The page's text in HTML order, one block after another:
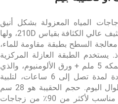
المياه المعزولة بشكل أنيق
مصنوعة من قماش الأكسفورد الكثيف عالي الكثافة بقياس 210D، ولها
للارتداء يبلغ 8. يتم معالجة السطح بطبقة مقاومة للماء،
يستخدم الطبقة العازلة المركزية
هيكلًا مركبًا من القطن اللؤلؤي سُمكه 5 ملم + ورق الألومنيوم، والذي
يمكنه الحفاظ على الحرارة/البرودة لمدة تصل إلى 6 ساعات، لتلبية
احتياجات درجة حرارة الشراب طوال اليوم. حجم الحقيبة هو 28 سم
ارتفاع × 10 سم في القطر، وهو مناسب لأكثر من 90٪ من زجاجات